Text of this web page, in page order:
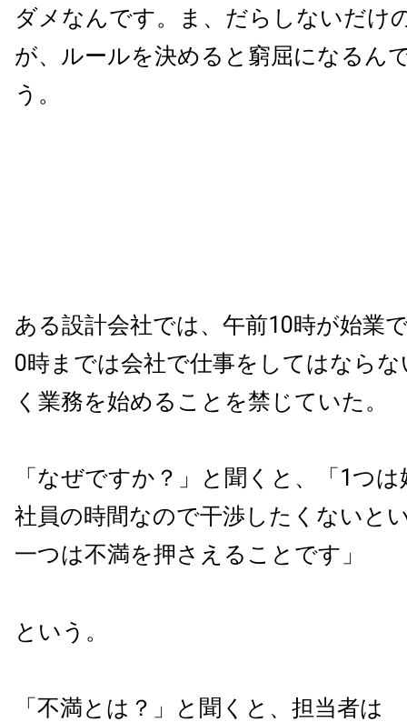
ダメなんです。ま、だらしないだけ
が、ルールを決めると窮屈になるん
う。
ある設計会社では、午前10時が始業
0時までは会社で仕事をしてはなら
く業務を始めることを禁じていた。
「なぜですか？」と聞くと、「1つ
社員の時間なので干渉したくないと
一つは不満を押さえることです」
という。
「不満とは？」と聞くと、担当者は